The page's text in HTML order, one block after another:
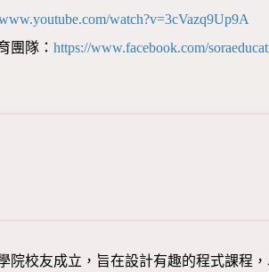
watch?v=3cVazq9Up9A
團隊：https://www.facebook.com/
院校友成立，旨在設計有趣的程式課程